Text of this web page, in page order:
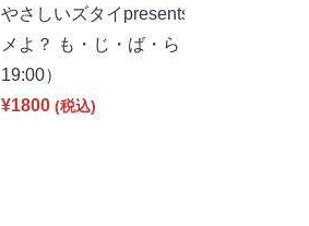
やさしいズタイpresents「見すぎちゃ
メよ？ も・じ・ば・ら・し」（8/30
19:00）
¥1800 (税込)